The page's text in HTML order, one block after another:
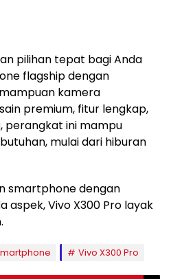
pilihan tepat bagi Anda
flagship dengan
kamera
premium, fitur lengkap,
perangkat ini mampu
mulai dari hiburan
smartphone dengan
aspek, Vivo X300 Pro layak
Vivo X300 Pro